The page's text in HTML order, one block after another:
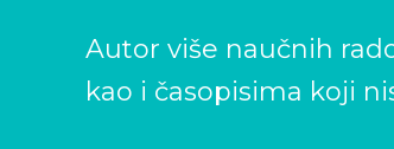
Autor više naučnih
kao i časopisima koji